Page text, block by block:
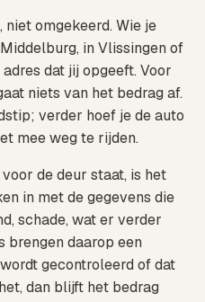
omgekeerd. Wie je
in Vlissingen of
dat jij opgeeft. Voor
niets van het bedrag af.
verder hoef je de auto
mee weg te rijden.
de deur staat, is het
in met de gegevens die
schade, wat er verder
brengen daarop een
gecontroleerd of dat
dan blijft het bedrag